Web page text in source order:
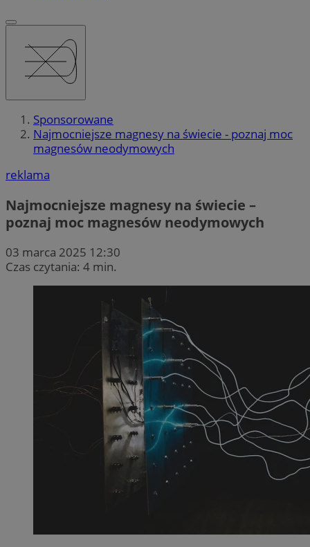
Sponsorowane
Najmocniejsze magnesy na świecie - poznaj moc
magnesów neodymowych
reklama
Najmocniejsze magnesy na świecie –
poznaj moc magnesów neodymowych
03 marca 2025 12:30
Czas czytania: 4 min.